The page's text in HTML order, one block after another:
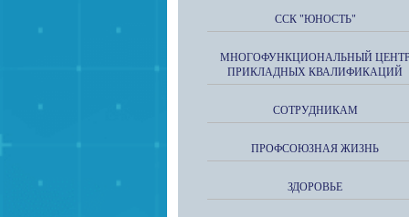
ССК "ЮНОСТЬ"
МНОГОФУНКЦИОНАЛЬНЫЙ
ПРИКЛАДНЫХ КВАЛИФИКАЦИЙ
СОТРУДНИКАМ
ПРОФСОЮЗНАЯ ЖИЗНЬ
ЗДОРОВЬЕ